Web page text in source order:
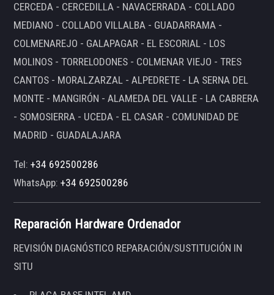
CERCEDA - CERCEDILLA - NAVACERRADA - COLLADO
MEDIANO - COLLADO VILLALBA - GUADARRAMA -
COLMENAREJO - GALAPAGAR - EL ESCORIAL - LOS
MOLINOS - TORRELODONES - COLMENAR VIEJO - TRES
CANTOS - MORALZARZAL - ALPEDRETE - LA SERNA DEL
MONTE - MANGIRÓN - ALAMEDA DEL VALLE - LA CABRERA
- SOMOSIERRA - UCEDA - EL CASAR - COMUNIDAD DE
MADRID - GUADALAJARA
Tel:+34 692500286
WhatsApp:+34 692500286
Reparación Hardware Ordenador
REVISIÓN DIAGNÓSTICO REPARACIÓN/SUSTITUCIÓN IN
SITU